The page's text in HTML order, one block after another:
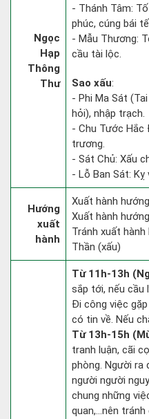
Ngọc
Hạp
Thông
Thư
- Thánh Tâm:
phúc, cúng bái
- Mẫu Thương:
cầu tài lộc.
Sao xấu:
- Phi Ma Sát
hỏi), nhập trạch.
- Chu Tước Hắc
trương.
- Sát Chủ: Xấu
- Lỗ Ban Sát:
Hướng
xuất
hành
Xuất hành
Xuất hành
Tránh xuất
Thần (xấu)
Từ 11h-13h
sắp tới, nếu cầu
Đi công việc
có tin về. Nếu
Từ 13h-15h
tranh luận, cãi
phòng. Người ra
người người
chung những
quan,…nên